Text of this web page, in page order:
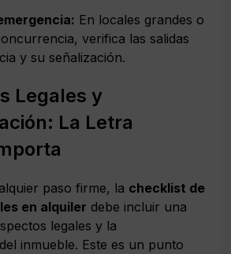
En locales grandes o
verifica las salidas
y su señalización.
Legales y
La Letra
paso firme, la checklist de
en alquiler debe incluir una
legales y la
inmueble. Este es un punto